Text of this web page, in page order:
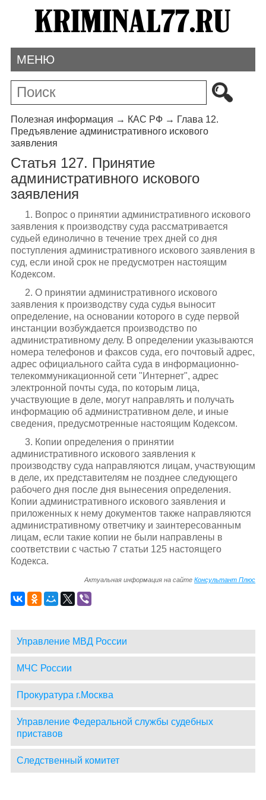
МЕНЮ
Полезная информация → КАС РФ→ Глава 12.
Предъявление административного искового
заявления
Статья 127. Принятие
административного искового
заявления
1. Вопрос о принятии административного искового
заявления к производству суда рассматривается
судьей единолично в течение трех дней со дня
поступления административного искового заявления в
суд, если иной срок не предусмотрен настоящим
Кодексом.
2. О принятии административного искового
заявления к производству суда судья выносит
определение, на основании которого в суде первой
инстанции возбуждается производство по
административному делу. В определении указываются
номера телефонов и факсов суда, его почтовый адрес,
адрес официального сайта суда в информационно-
телекоммуникационной сети "Интернет", адрес
электронной почты суда, по которым лица,
участвующие в деле, могут направлять и получать
информацию об административном деле, и иные
сведения, предусмотренные настоящим Кодексом.
3. Копии определения о принятии
административного искового заявления к
производству суда направляются лицам, участвующим
в деле, их представителям не позднее следующего
рабочего дня после дня вынесения определения.
Копии административного искового заявления и
приложенных к нему документов также направляются
административному ответчику и заинтересованным
лицам, если такие копии не были направлены в
соответствии с частью 7 статьи 125 настоящего
Кодекса.
Актуальная информация на сайтеКонсультант Плюс
Управление МВД России
МЧС России
Прокуратура г.Москва
Управление Федеральной службы судебных
приставов
Следственный комитет